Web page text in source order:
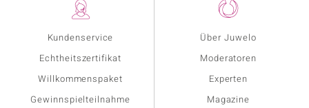
Kundenservice
Echtheitszertifikat
Willkommenspaket
Gewinnspielteilnahme
Über Juwelo
Moderatoren
Experten
Magazine